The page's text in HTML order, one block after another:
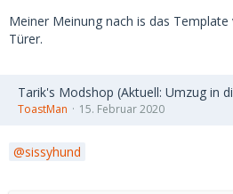
Meiner Meinung nach is das
Türer.
Tarik's Modshop (Aktuell: Umzug in
ToastMan 15. Februar 2020
sissyhund